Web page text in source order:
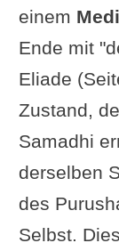
Das
Wie
von
einem
Ende mit
Eliade
Zustand,
Samadhi
derselben
des
Selbst.